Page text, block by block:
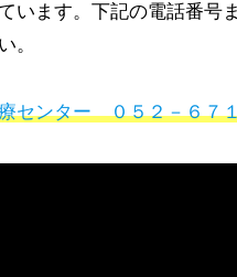
います。下記の電話番号
。
センター ０５２－６７